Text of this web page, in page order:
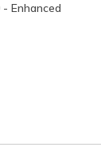
Enhanced